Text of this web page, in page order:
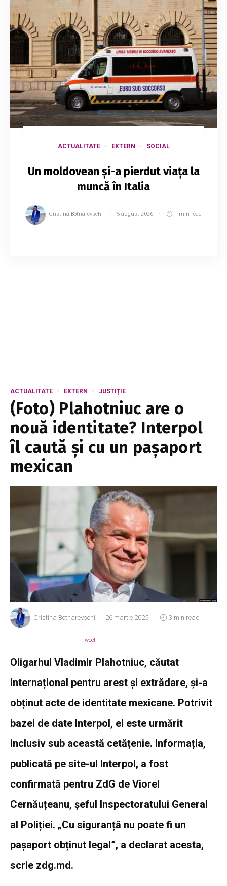
ACTUALITATE EXTERN SOCIAL
Un moldovean și-a pierdut viața la
muncă în Italia
Cristina Botnarevschi 5 august 2026 1 min read
ACTUALITATE EXTERN JUSTIȚIE
(Foto) Plahotniuc are o
nouă identitate? Interpol
îl caută și cu un pașaport
mexican
Cristina Botnarevschi 26 martie 2025 3 min read
Tweet
Oligarhul Vladimir Plahotniuc, căutat
internațional pentru arest și extrădare, și-a
obținut acte de identitate mexicane. Potrivit
bazei de date Interpol, el este urmărit
inclusiv sub această cetățenie. Informația,
publicată pe site-ul Interpol, a fost
confirmată pentru ZdG de Viorel
Cernăuțeanu, șeful Inspectoratului General
al Poliției. „Cu siguranță nu poate fi un
pașaport obținut legal”, a declarat acesta,
scrie zdg.md.